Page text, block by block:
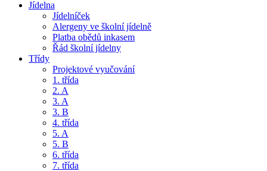
Jídelna
Jídelníček
Alergeny ve školní jídelně
Platba obědů inkasem
Řád školní jídelny
Třídy
Projektové vyučování
1. třída
2. A
3. A
3. B
4. třída
5. A
5. B
6. třída
7. třída